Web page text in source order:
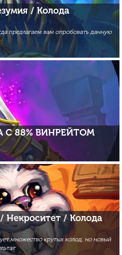
/ Колода
предлагаем вам опробовать данную
С 88% ВИНРЕЙТОМ
/ Колода
множество крутых колод, но новый